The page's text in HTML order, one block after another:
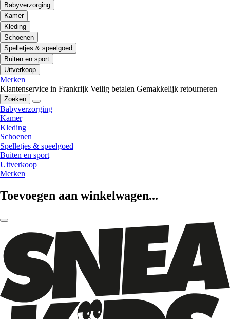
Babyverzorging
Kamer
Kleding
Schoenen
Spelletjes & speelgoed
Buiten en sport
Uitverkoop
Merken
Klantenservice in Frankrijk Veilig betalen Gemakkelijk retourneren
Zoeken
Babyverzorging
Kamer
Kleding
Schoenen
Spelletjes & speelgoed
Buiten en sport
Uitverkoop
Merken
Toevoegen aan winkelwagen...